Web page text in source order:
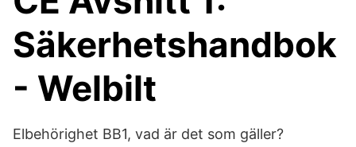
Säkerhetshandbok
- Welbilt
Elbehörighet BB1, vad är det som gäller?